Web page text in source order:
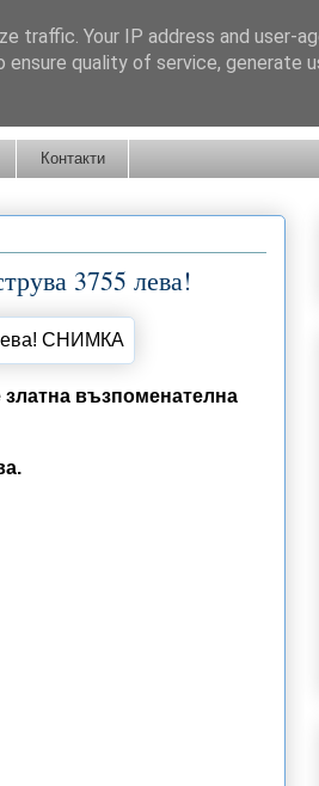
Контакти
3755 лева!
възпоменателна
traffic. Your IP address and user-
quality of service, generate